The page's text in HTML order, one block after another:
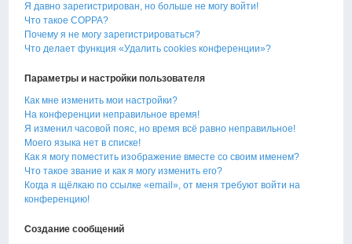
Я давно зарегистрирован, но больше не могу войти!
Что такое COPPA?
Почему я не могу зарегистрироваться?
Что делает функция «Удалить cookies конференции»?
Параметры и настройки пользователя
Как мне изменить мои настройки?
На конференции неправильное время!
Я изменил часовой пояс, но время всё равно неправильное!
Моего языка нет в списке!
Как я могу поместить изображение вместе со своим именем?
Что такое звание и как я могу изменить его?
Когда я щёлкаю по ссылке «email», от меня требуют войти на
конференцию!
Создание сообщений